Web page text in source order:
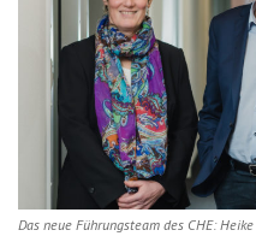
Das neue Führungsteam des CHE: